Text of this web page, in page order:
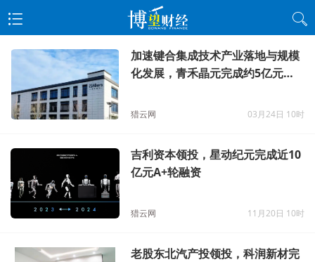
加速键合集成技术产业落地与规模
化发展，青禾晶元完成约5亿元战
猎云网 03月24日 10时
吉利资本领投，星动纪元完成近10
亿元A+轮融资
猎云网 11月20日 10时
老股东北汽产投领投，科润新材完